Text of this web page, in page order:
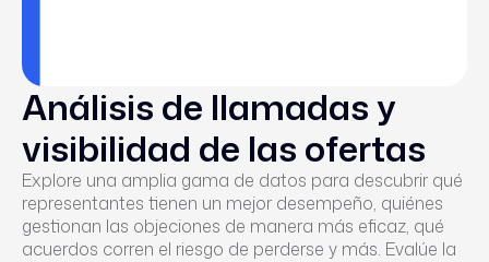
Análisis de llamadas y
visibilidad de las ofertas
Explore una amplia gama de datos para descubrir qué
representantes tienen un mejor desempeño, quiénes
gestionan las objeciones de manera más eficaz, qué
acuerdos corren el riesgo de perderse y más. Evalúe la